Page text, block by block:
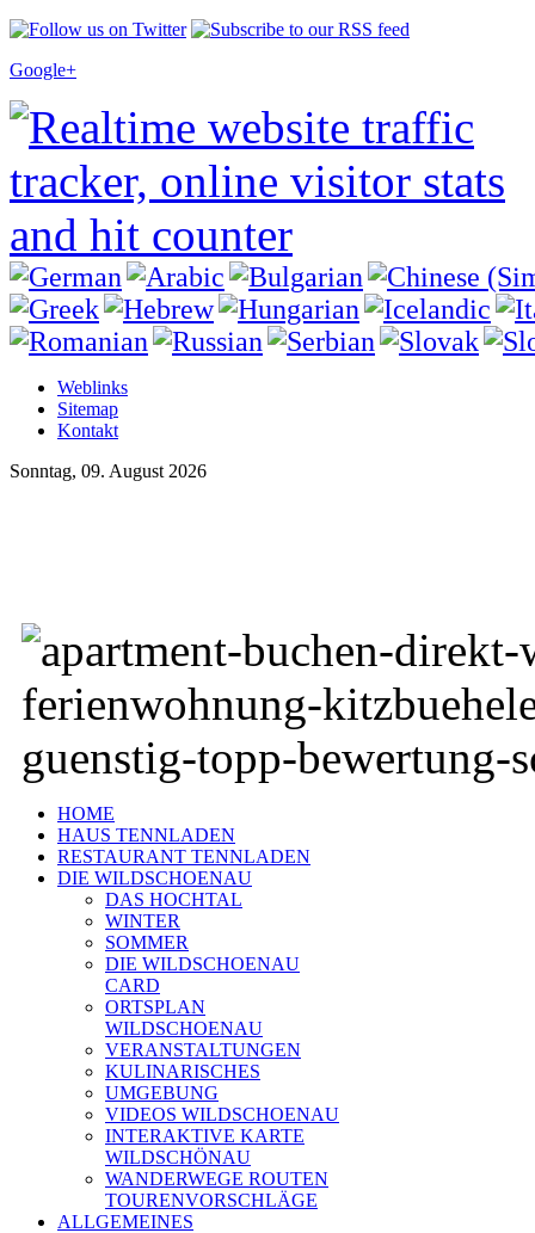
Google+
Weblinks
Sitemap
Kontakt
Sonntag, 09. August 2026
HOME
HAUS TENNLADEN
RESTAURANT TENNLADEN
DIE WILDSCHOENAU
DAS HOCHTAL
WINTER
SOMMER
DIE WILDSCHOENAU
CARD
ORTSPLAN
WILDSCHOENAU
VERANSTALTUNGEN
KULINARISCHES
UMGEBUNG
VIDEOS WILDSCHOENAU
INTERAKTIVE KARTE
WILDSCHÖNAU
WANDERWEGE ROUTEN
TOURENVORSCHLÄGE
ALLGEMEINES